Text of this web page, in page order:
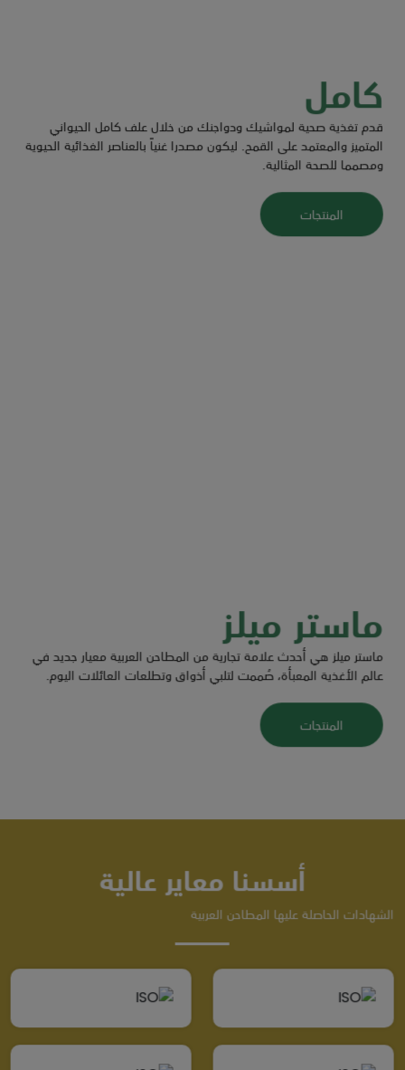
كامل
قدم تغذية صحية لمواشيك ودواجنك من خلال علف كامل الحيواني
المتميز والمعتمد على القمح. ليكون مصدرا غنياً بالعناصر الغذائية الحيوية
ومصمما للصحة المثالية.
المنتجات
ماستر ميلز
ماستر ميلز هي أحدث علامة تجارية من المطاحن العربية معيار جديد في
عالم الأغذية المعبأة، صُممت لتلبي أذواق وتطلعات العائلات اليوم.
المنتجات
أسسنا معاير عالية
الشهادات الحاصلة عليها المطاحن العربية